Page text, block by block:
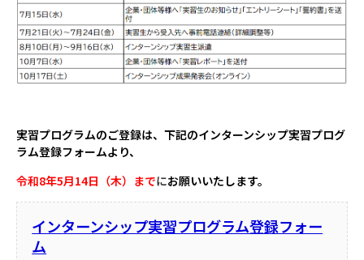
実習プログラムのご登録は、下記のインターンシップ実習プログ
ラム登録フォームより、
令和8年5月14日（木）までにお願いいたします。
インターンシップ実習プログラム登録フォー
ム